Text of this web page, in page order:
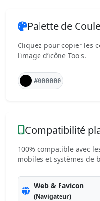
Palette de
Cliquez pour copier les
l’image d’icône Tools.
#000000
Compatibilité
100% compatible avec
mobiles et systèmes de
Web & Favicon
(Navigateur)